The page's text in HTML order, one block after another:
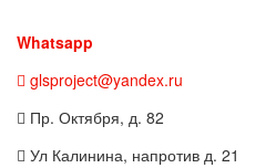
Whatsapp
glsproject@yandex.ru
Пр. Октября, д. 82
Ул Калинина, напротив д. 21